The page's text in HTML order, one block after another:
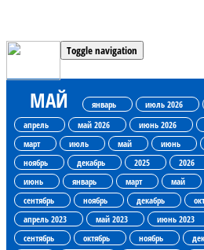
Toggle navigation
МАЙ январь июль 2026
апрель
май 2026 июнь 2026
март
июль май июнь
ноябрь
декабрь 2025 2026
июнь
январь март май
сентябрь
ноябрь декабрь
апрель 2023
май 2023 июнь 2023
сентябрь
октябрь ноябрь